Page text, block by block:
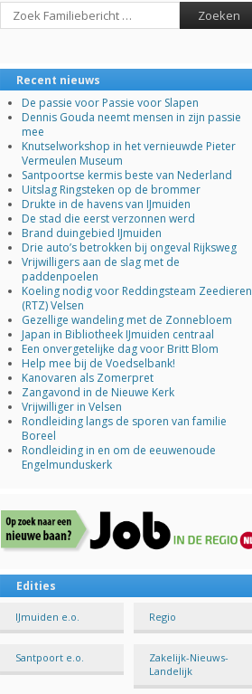
Search
Recent nieuws
De passie voor Passie voor Slapen
Dennis Gouda neemt mensen in zijn passie
mee
Knutselworkshop in het vernieuwde Pieter
Vermeulen Museum
Santpoortse kermis beste van Nederland
Uitslag Ringsteken op de brommer
Drukte in de havens van IJmuiden
De stad die eerst verzonnen werd
Brand duingebied IJmuiden
Drie auto’s betrokken bij ongeval Rijksweg
Vrijwilligers aan de slag met de
paddenpoelen
Koeling nodig voor Reddingsteam Zeedieren
(RTZ) Velsen
Gezellige wandeling met de Zonnebloem
Japan in Bibliotheek IJmuiden centraal
Een onvergetelijke dag voor Britt Blom
Help mee bij de Voedselbank!
Kanovaren als Zomerpret
Zangavond in de Nieuwe Kerk
Vrijwilliger in Velsen
Rondleiding langs de sporen van familie
Boreel
Rondleiding in en om de eeuwenoude
Engelmunduskerk
Edities
IJmuiden e.o. Regio
Santpoort e.o.
Zakelijk-Nieuws-
Landelijk